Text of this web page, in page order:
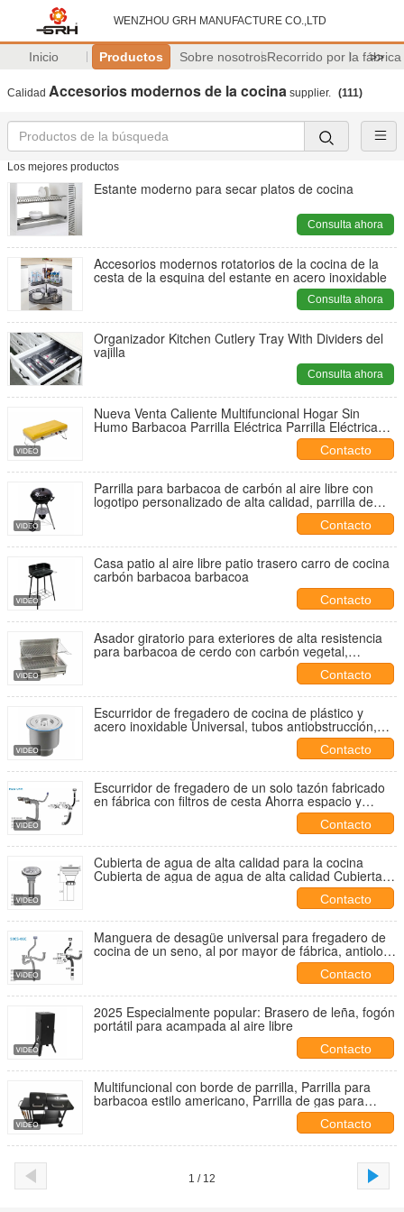
WENZHOU GRH MANUFACTURE CO.,LTD
Inicio Productos Sobre nosotrosRecorrido por la fábrica
>>
Calidad Accesorios modernos de la cocina supplier. (111)
Los mejores productos
Estante moderno para secar platos de cocina
Consulta ahora
Accesorios modernos rotatorios de la cocina de la
cesta de la esquina del estante en acero inoxidable
Consulta ahora
Organizador Kitchen Cutlery Tray With Dividers del
vajilla
Consulta ahora
Nueva Venta Caliente Multifuncional Hogar Sin
Humo Barbacoa Parrilla Eléctrica Parrilla Eléctrica
Contacto
Parrilla para barbacoa de carbón al aire libre con
logotipo personalizado de alta calidad, parrilla de
acero inoxidable para barbacoa para promoción
Contacto
Casa patio al aire libre patio trasero carro de cocina
carbón barbacoa barbacoa
Contacto
Asador giratorio para exteriores de alta resistencia
para barbacoa de cerdo con carbón vegetal,
maquinaria para el procesamiento de carne
Contacto
Escurridor de fregadero de cocina de plástico y
acero inoxidable Universal, tubos antiobstrucción,
cesta para vasos de recogida de residuos para uso
Contacto
Escurridor de fregadero de un solo tazón fabricado
en fábrica con filtros de cesta Ahorra espacio y
admite personalización Kit de desagüe para
Contacto
Cubierta de agua de alta calidad para la cocina
Cubierta de agua de agua de alta calidad Cubierta
Contacto
Manguera de desagüe universal para fregadero de
cocina de un seno, al por mayor de fábrica, antiolor
Contacto
2025 Especialmente popular: Brasero de leña, fogón
portátil para acampada al aire libre
Contacto
Multifuncional con borde de parrilla, Parrilla para
barbacoa estilo americano, Parrilla de gas para
barbacoa, Mesa de borde plegable para barbacoa
Contacto
1 / 12